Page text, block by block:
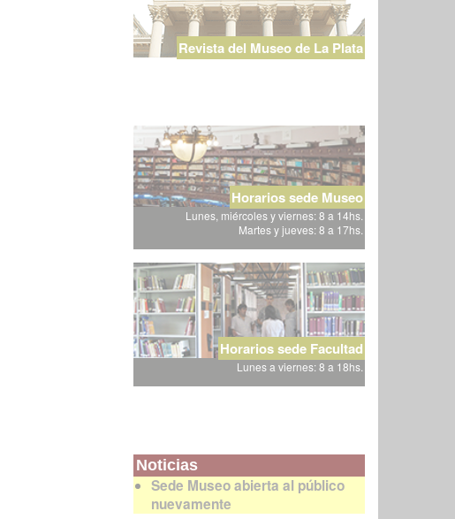
Revista del Museo de La Plata
Horarios sede Museo
Lunes, miércoles y viernes: 8 a 14hs.
Martes y jueves: 8 a 17hs.
Horarios sede Facultad
Lunes a viernes: 8 a 18hs.
Noticias
Sede Museo abierta al público
nuevamente